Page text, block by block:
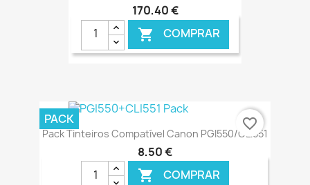
170,40 €
 COMPRAR
Pack Tinteiros Compatível Canon PGI550/CLI551
8,50 €
 COMPRAR
PACK favorite_border